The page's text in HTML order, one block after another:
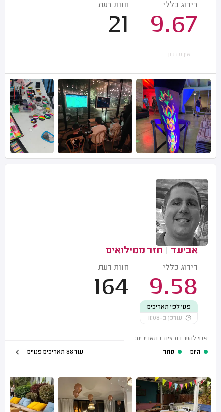
דירוג כללי
9.67
חוות דעת
21
אין עדכון
אביעד חזר ממילואים
דירוג כללי
9.58
חוות דעת
164
פנוי לפי תאריכים
עודכן ב-11:08
פנוי להשכרת ציוד בתאריכים:
היום
מחר עוד 88 תאריכים פנויים